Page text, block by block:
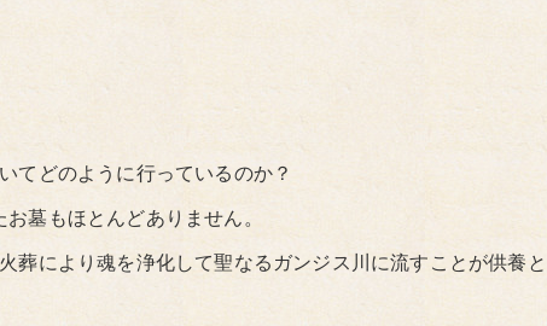
てどのように行っているのか？
墓もほとんどありません。
葬により魂を浄化して聖なるガンジス川に流すことが供養と